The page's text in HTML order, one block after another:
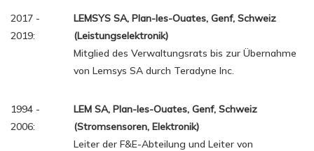
2017 -
2019:
LEMSYS SA, Plan-les-Ouates, Genf, Schweiz
(Leistungselektronik)
Mitglied des Verwaltungsrats bis zur Übernahme
von Lemsys SA durch Teradyne Inc.
1994 -
2006:
LEM SA, Plan-les-Ouates, Genf, Schweiz
(Stromsensoren, Elektronik)
Leiter der F&E-Abteilung und Leiter von